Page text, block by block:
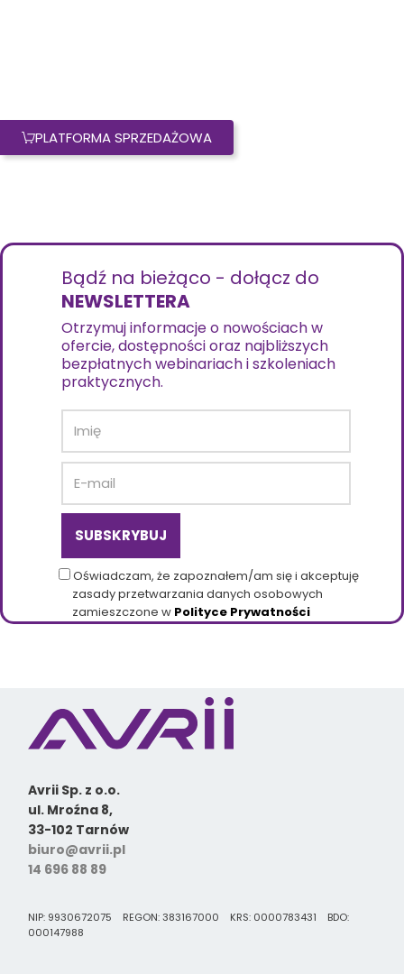
PLATFORMA SPRZEDAŻOWA
Bądź na bieżąco - dołącz do
NEWSLETTERA
Otrzymuj informacje o nowościach w
ofercie, dostępności oraz najbliższych
bezpłatnych webinariach i szkoleniach
praktycznych.
Oświadczam, że zapoznałem/am się i akceptuję
zasady przetwarzania danych osobowych
zamieszczone w Polityce Prywatności
Avrii Sp. z o.o.
ul. Mroźna 8,
33-102 Tarnów
biuro@avrii.pl
14 696 88 89
NIP: 9930672075 REGON: 383167000 KRS: 0000783431 BDO:
000147988